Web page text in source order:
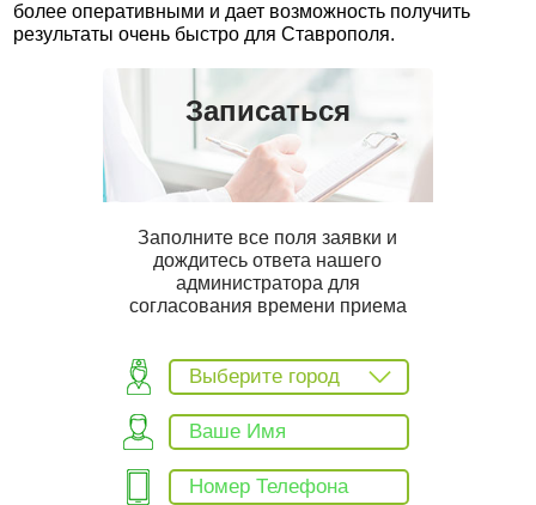
более оперативными и дает возможность получить
результаты очень быстро для Ставрополя.
Записаться
Заполните все поля заявки и
дождитесь ответа нашего
администратора для
согласования времени приема
Выберите город